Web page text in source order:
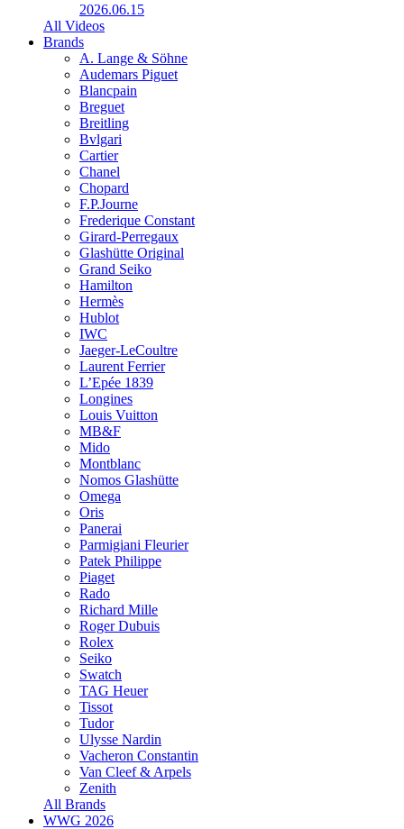
2026.06.15
All Videos
Brands
A. Lange & Söhne
Audemars Piguet
Blancpain
Breguet
Breitling
Bvlgari
Cartier
Chanel
Chopard
F.P.Journe
Frederique Constant
Girard-Perregaux
Glashütte Original
Grand Seiko
Hamilton
Hermès
Hublot
IWC
Jaeger-LeCoultre
Laurent Ferrier
L’Epée 1839
Longines
Louis Vuitton
MB&F
Mido
Montblanc
Nomos Glashütte
Omega
Oris
Panerai
Parmigiani Fleurier
Patek Philippe
Piaget
Rado
Richard Mille
Roger Dubuis
Rolex
Seiko
Swatch
TAG Heuer
Tissot
Tudor
Ulysse Nardin
Vacheron Constantin
Van Cleef & Arpels
Zenith
All Brands
WWG 2026